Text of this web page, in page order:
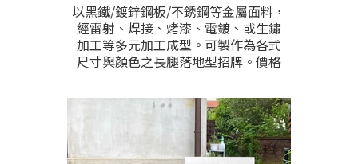
以黑鐵/鍍鋅鋼板/不銹鋼等金屬面料，
經雷射、焊接、烤漆、電鍍、或生鏽
加工等多元加工成型。可製作為各式
尺寸與顏色之長腿落地型招牌。價格
預計製作尺寸與樣式需求洽詢。